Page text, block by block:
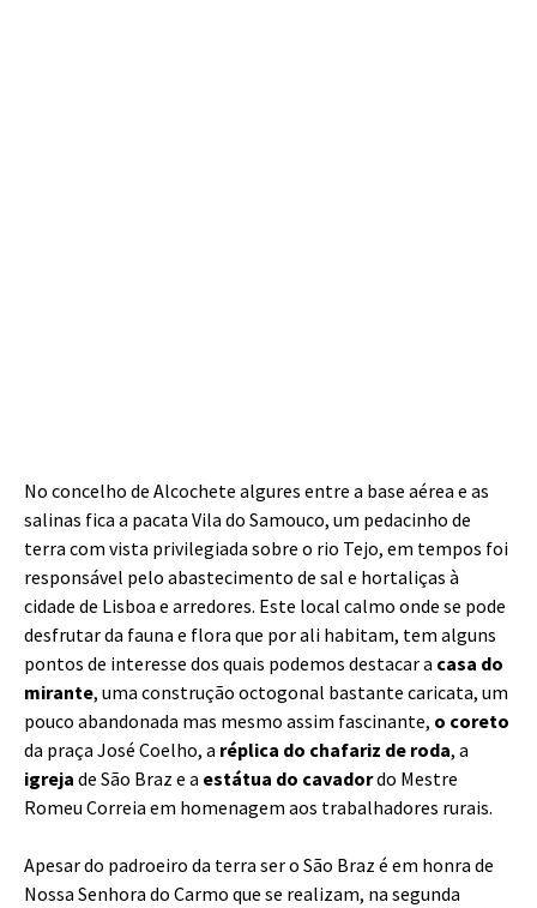
No concelho de Alcochete algures entre a base aérea e as
salinas fica a pacata Vila do Samouco, um pedacinho de
terra com vista privilegiada sobre o rio Tejo, em tempos foi
responsável pelo abastecimento de sal e hortaliças à
cidade de Lisboa e arredores. Este local calmo onde se pode
desfrutar da fauna e flora que por ali habitam, tem alguns
pontos de interesse dos quais podemos destacar a casa do
mirante, uma construção octogonal bastante caricata, um
pouco abandonada mas mesmo assim fascinante, o coreto
da praça José Coelho, a réplica do chafariz de roda, a
igreja de São Braz e a estátua do cavadordo Mestre
Romeu Correia em homenagem aos trabalhadores rurais.
Apesar do padroeiro da terra ser o São Braz é em honra de
Nossa Senhora do Carmo que se realizam, na segunda